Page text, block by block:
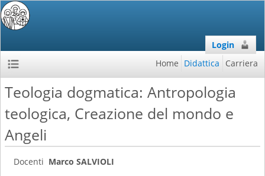
Login
Home Didattica Carriera
Teologia dogmatica: Antropologia
teologica, Creazione del mondo e
Angeli
Docenti Marco SALVIOLI